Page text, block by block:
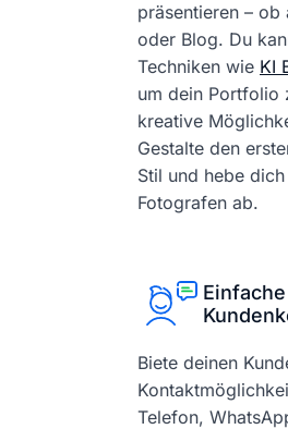
präsentieren – ob
oder Blog. Du
Techniken wie KI
um dein Portfolio
kreative
Gestalte den
Stil und hebe
Fotografen ab.
Einfache
Biete deinen
Telefon,